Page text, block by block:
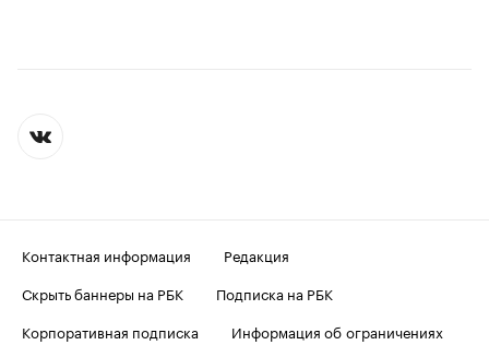
Контактная информация
Редакция
Скрыть баннеры на РБК
Подписка на РБК
Корпоративная подписка
Информация об ограничениях